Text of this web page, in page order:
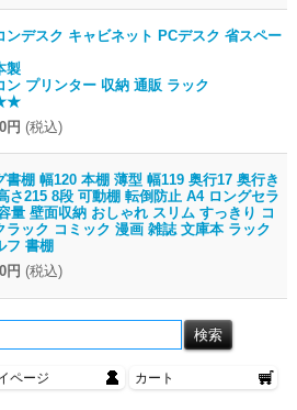
ンデスク キャビネット PCデスク 省スペー
製
ン プリンター 収納 通販 ラック
円 (税込)
書棚 幅120 本棚 薄型 幅119 奥行17 奥行き
さ215 8段 可動棚 転倒防止 A4 ロングセラ
量 壁面収納 おしゃれ スリム すっきり コ
ラック コミック 漫画 雑誌 文庫本 ラック
フ 書棚
円 (税込)
ページ カート